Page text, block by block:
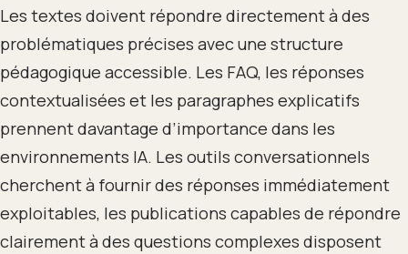
Les textes doivent répondre directement à des
problématiques précises avec une structure
pédagogique accessible. Les FAQ, les réponses
contextualisées et les paragraphes explicatifs
prennent davantage d’importance dans les
environnements IA. Les outils conversationnels
cherchent à fournir des réponses immédiatement
exploitables, les publications capables de répondre
clairement à des questions complexes disposent